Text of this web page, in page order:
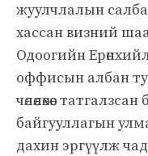
жуулчлалын
хассан визний
Одоогийн
оффисын албан
чөлөөлөхөөс
байгууллагын
дахин эргүүлж